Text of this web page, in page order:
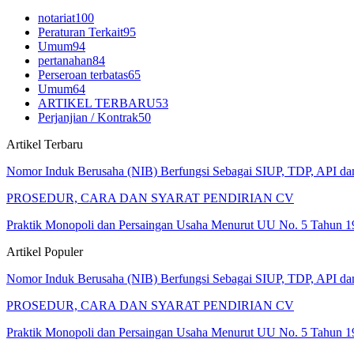
notariat100
Peraturan Terkait95
Umum94
pertanahan84
Perseroan terbatas65
Umum64
ARTIKEL TERBARU53
Perjanjian / Kontrak50
Artikel Terbaru
Nomor Induk Berusaha (NIB) Berfungsi Sebagai SIUP, TDP, API
PROSEDUR, CARA DAN SYARAT PENDIRIAN CV
Praktik Monopoli dan Persaingan Usaha Menurut UU No. 5 Tahun
Artikel Populer
Nomor Induk Berusaha (NIB) Berfungsi Sebagai SIUP, TDP, API
PROSEDUR, CARA DAN SYARAT PENDIRIAN CV
Praktik Monopoli dan Persaingan Usaha Menurut UU No. 5 Tahun